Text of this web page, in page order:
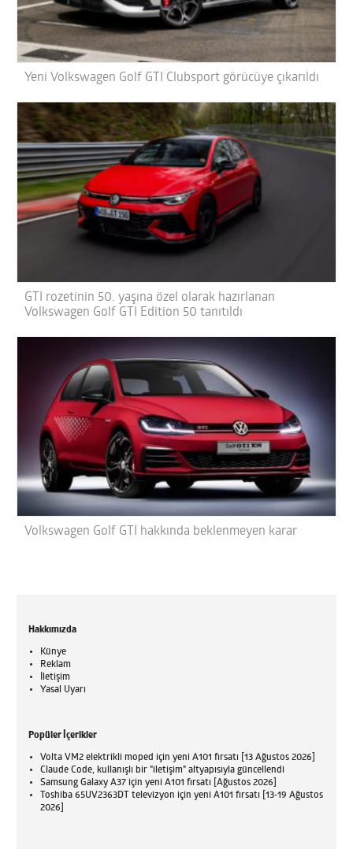
Yeni Volkswagen Golf GTI Clubsport görücüye çıkarıldı
GTI rozetinin 50. yaşına özel olarak hazırlanan
Volkswagen Golf GTI Edition 50 tanıtıldı
Volkswagen Golf GTI hakkında beklenmeyen karar
Hakkımızda
Künye
Reklam
İletişim
Yasal Uyarı
Popüler İçerikler
Volta VM2 elektrikli moped için yeni A101 fırsatı [13 Ağustos 2026]
Claude Code, kullanışlı bir "iletişim" altyapısıyla güncellendi
Samsung Galaxy A37 için yeni A101 fırsatı [Ağustos 2026]
Toshiba 65UV2363DT televizyon için yeni A101 fırsatı [13-19 Ağustos
2026]